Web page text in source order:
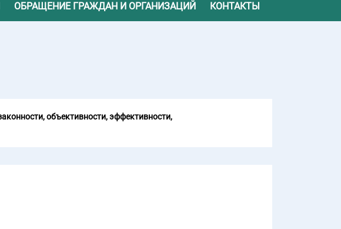
ОБРАЩЕНИЕ ГРАЖДАН И ОРГАНИЗАЦИЙ КОНТАКТЫ
объективности, эффективности,